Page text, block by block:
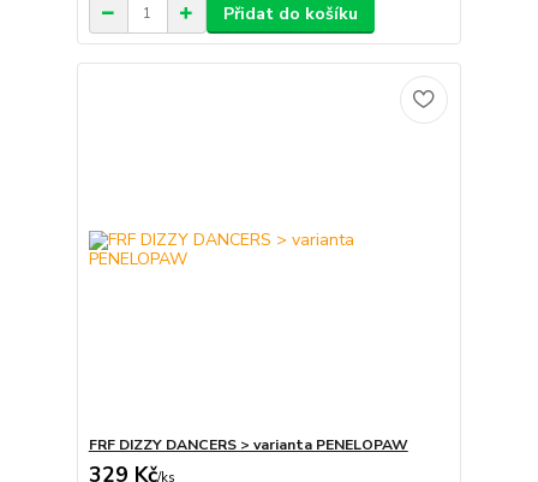
Přidat do košíku
FRF DIZZY DANCERS > varianta PENELOPAW
329 Kč/ks